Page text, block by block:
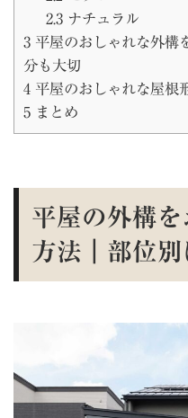
2.3ナチュラル
3 平屋のおしゃれな外構
分も大切
4 平屋のおしゃれな屋根
5 まとめ
平屋の外構
方法｜部位